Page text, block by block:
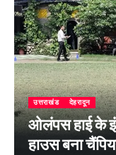
उत्तराखंड देहरादून
ओलंपस हाई के
हाउस बना